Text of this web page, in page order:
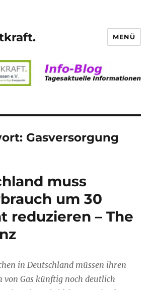
MENÜ
Gasversorgung
muss
um 30
reduzieren – The
in Deutschland müssen ihren
von Gas künftig noch deutlich